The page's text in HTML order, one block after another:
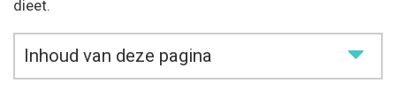
dieet.
Inhoud van deze pagina